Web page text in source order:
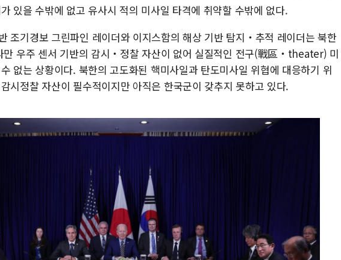
있을 수밖에 없고 유사시 적의 미사일 타격에 취약할 수밖에 없다.
조기경보 그린파인 레이더와 이지스함의 해상 기반 탐지‧추적 레이더는 북한
만 우주 센서 기반의 감시‧정찰 자산이 없어 실질적인 전구(戰區‧theater) 미
없는 상황이다. 북한의 고도화된 핵미사일과 탄도미사일 위협에 대응하기 위
시정찰 자산이 필수적이지만 아직은 한국군이 갖추지 못하고 있다.